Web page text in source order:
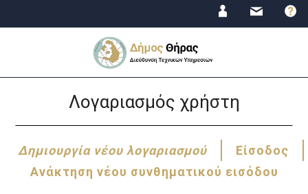
to
Λογαριασμός χρήστη
Πρωτεύουσες
Δημιουργία νέου λογαριασμού (ενεργή
καρτέλα)
Είσοδος
Ανάκτηση νέου συνθηματικού εισόδου